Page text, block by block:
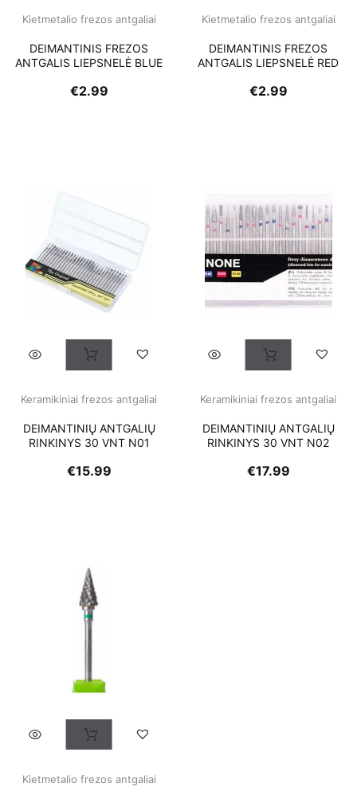
Kietmetalio frezos antgaliai
DEIMANTINIS FREZOS
ANTGALIS LIEPSNELĖ BLUE
€2.99
Kietmetalio frezos antgaliai
DEIMANTINIS FREZOS
ANTGALIS LIEPSNELĖ RED
€2.99
Keramikiniai frezos antgaliai
DEIMANTINIŲ ANTGALIŲ
RINKINYS 30 VNT N01
€15.99
Keramikiniai frezos antgaliai
DEIMANTINIŲ ANTGALIŲ
RINKINYS 30 VNT N02
€17.99
Kietmetalio frezos antgaliai